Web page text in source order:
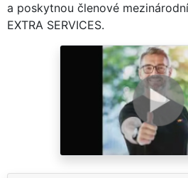
a poskytnou členové
EXTRA SERVICES.